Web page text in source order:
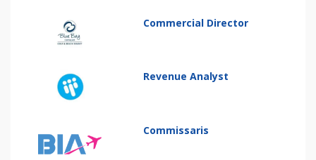
Commercial Director
Revenue Analyst
Commissaris